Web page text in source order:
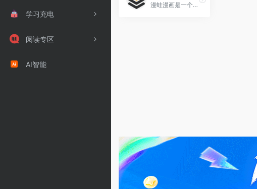
学习充电
阅读专区
AI智能
漫蛙漫画是一个专注于提供高质量漫画在线观看的平台，涵盖了最新、最热的漫画资源。无论是热血、恋爱、奇幻，还是搞笑题材，这里都有丰富的内容供您选择。界面简洁，更新迅速，让您随时随地畅游漫画世界！